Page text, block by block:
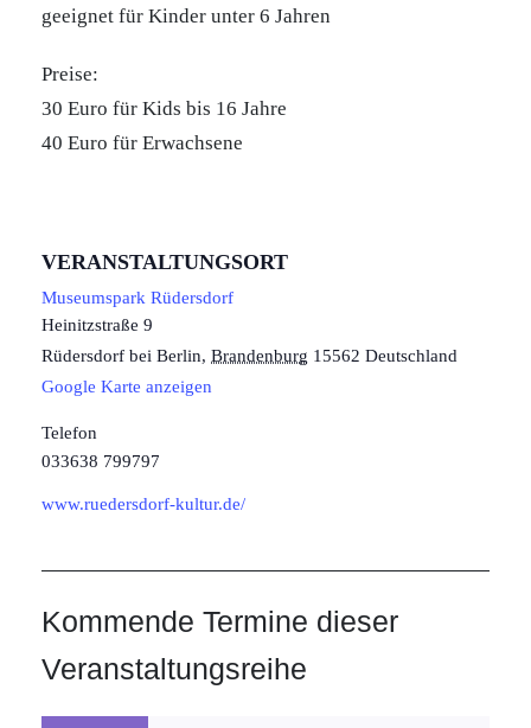
geeignet für Kinder unter 6 Jahren
Preise:
30 Euro für Kids bis 16 Jahre
40 Euro für Erwachsene
VERANSTALTUNGSORT
Museumspark Rüdersdorf
Heinitzstraße 9
Rüdersdorf bei Berlin, Brandenburg 15562 Deutschland
Google Karte anzeigen
Telefon
033638 799797
www.ruedersdorf-kultur.de/
Kommende Termine dieser
Veranstaltungsreihe